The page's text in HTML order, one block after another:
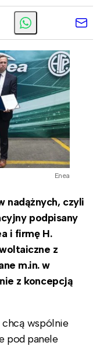
Enea
nadążnych, czyli
podpisany
i firmę H.
z
m.in. w
z koncepcją
chcą wspólnie
pod panele